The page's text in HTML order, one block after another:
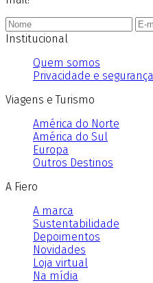
Institucional
Quem somos
Privacidade e segurança
Viagens e Turismo
América do Norte
América do Sul
Europa
Outros Destinos
A Fiero
A marca
Sustentabilidade
Depoimentos
Novidades
Loja virtual
Na mídia